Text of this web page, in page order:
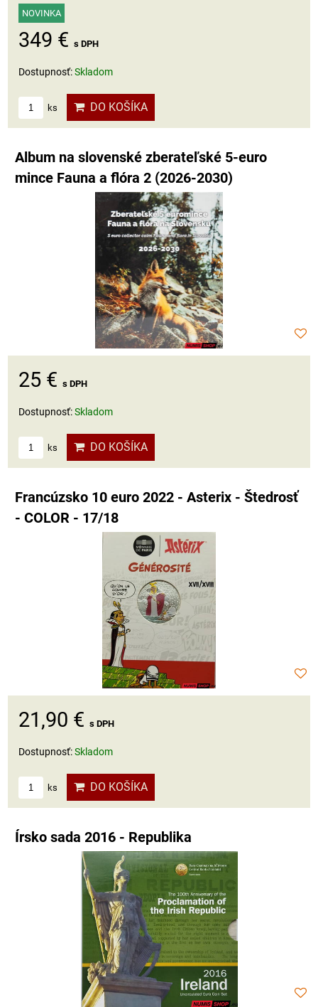
NOVINKA
349 € s DPH
Dostupnosť:Skladom
ks DO KOŠÍKA
Album na slovenské zberateľské 5-euro
mince Fauna a flóra 2 (2026-2030)
25 € s DPH
Dostupnosť:Skladom
ks DO KOŠÍKA
Francúzsko 10 euro 2022 - Asterix - Štedrosť
- COLOR - 17/18
21,90 € s DPH
Dostupnosť:Skladom
ks DO KOŠÍKA
Írsko sada 2016 - Republika